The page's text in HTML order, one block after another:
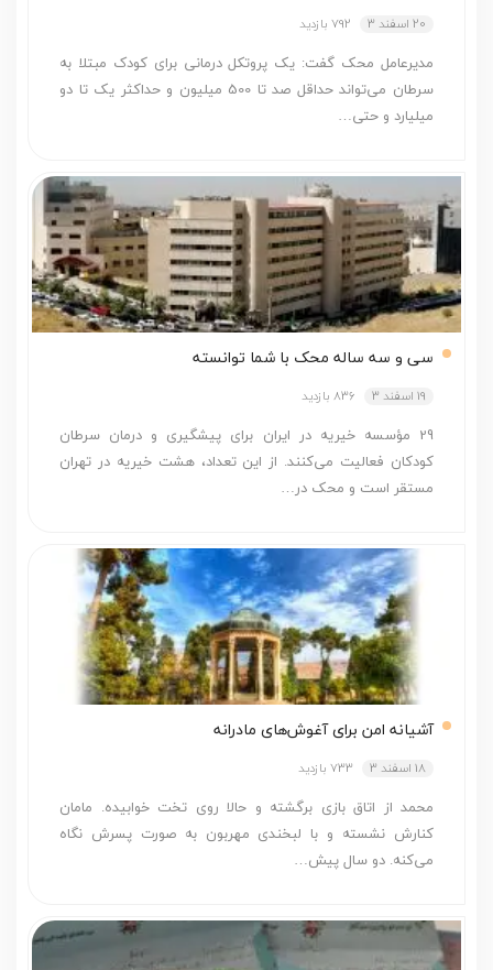
20 اسفند 3 792 بازدید
مدیرعامل محک گفت: یک پروتکل درمانی برای کودک مبتلا به
سرطان می‌تواند حداقل صد تا 500 میلیون و حداکثر یک تا دو
میلیارد و حتی…
سی و سه ساله محک با شما توانسته
19 اسفند 3 836 بازدید
29 مؤسسه خیریه در ایران برای پیشگیری و درمان سرطان
کودکان فعالیت می‌­کنند. از این تعداد، هشت خیریه در تهران
مستقر است و محک در…
آشیانه امن برای آغوش‌های مادرانه
18 اسفند 3 733 بازدید
محمد از اتاق بازی برگشته و حالا روی تخت خوابیده. مامان
کنارش نشسته و با لبخندی مهربون به صورت پسرش نگاه
می‌کنه. دو سال پیش…